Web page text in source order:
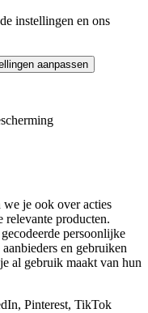
instellingen en ons
aanpassen
je ook over acties
relevante producten.
persoonlijke
en gebruiken
al gebruik maakt van hun
Pinterest, TikTok